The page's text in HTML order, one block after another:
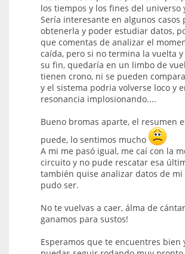
los tiempos y los fines del universo
Sería interesante en algunos casos
obtenerla y poder estudiar datos,
que comentas de analizar el
caída, pero si no termina la vuelta
su fin, quedaría en un limbo de
tienen crono, ni se pueden
y el sistema podria volverse loco y
resonancia implosionando....
Bueno bromas aparte, el resumen
puede, lo sentimos mucho
A mi me pasó igual, me caí con la
circuito y no pude rescatar esa
también quise analizar datos de mi
pudo ser.
No te vuelvas a caer, álma de
ganamos para sustos!
Esperamos que te encuentres bien